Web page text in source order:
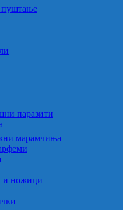
паразити
марамчиња
ножици